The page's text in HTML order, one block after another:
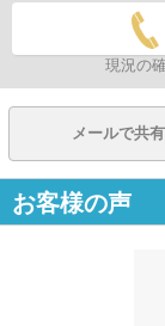
現況の
メールで共
お客様の声